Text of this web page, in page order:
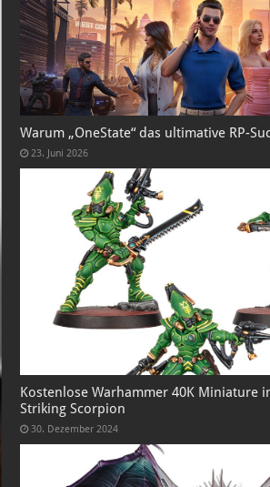
Warum „OneState“ das ultimative RP-
23. Juni 2026
Kostenlose Warhammer 40K Miniature
Striking Scorpion
30. Dezember 2024